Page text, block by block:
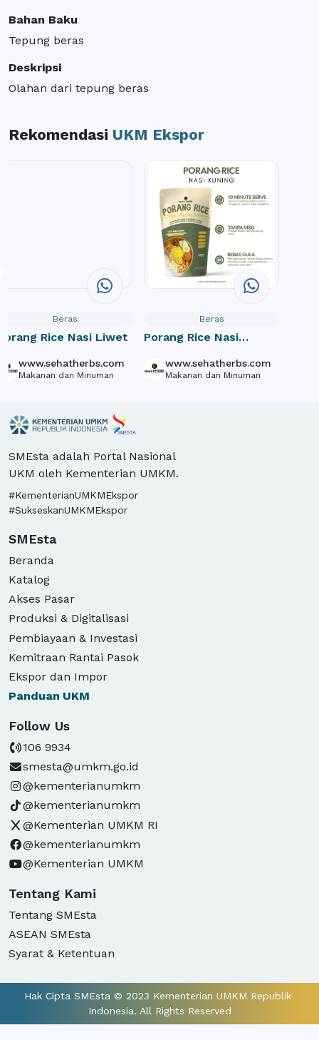
Bahan Baku
Tepung beras
Deskripsi
Olahan dari tepung beras
Rekomendasi UKM Ekspor
Beras
Rice Nasi Liwet
www.sehatherbs.com
Makanan dan Minuman
Beras
Porang Rice Nasi
www.sehatherbs.com
Makanan dan Minuman
SMEsta adalah Portal Nasional
UKM oleh Kementerian UMKM.
#KementerianUMKMEkspor
#SukseskanUMKMEkspor
SMEsta
Beranda
Katalog
Akses Pasar
Produksi & Digitalisasi
Pembiayaan & Investasi
Kemitraan Rantai Pasok
Ekspor dan Impor
Panduan UKM
Follow Us
106 9934
smesta@umkm.go.id
@kementerianumkm
@kementerianumkm
@Kementerian UMKM RI
@kementerianumkm
@Kementerian UMKM
Tentang Kami
Tentang SMEsta
ASEAN SMEsta
Syarat & Ketentuan
Hak Cipta SMEsta © 2023 Kementerian UMKM Republik
Indonesia. All Rights Reserved